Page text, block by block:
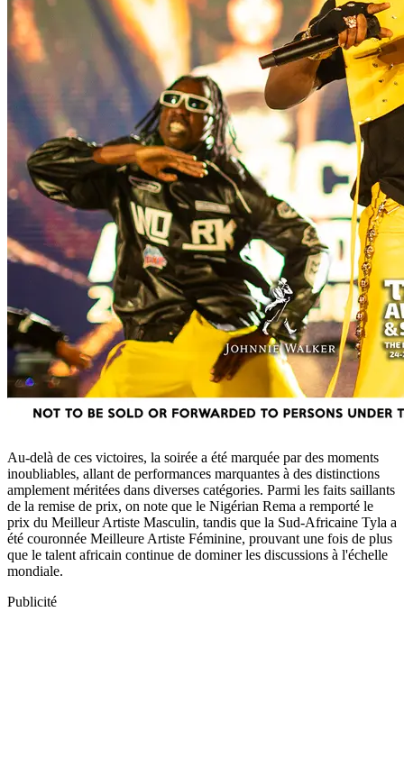
Au-delà de ces victoires, la soirée a été marquée par des moments
inoubliables, allant de performances marquantes à des distinctions
amplement méritées dans diverses catégories. Parmi les faits saillants
de la remise de prix, on note que le Nigérian Rema a remporté le
prix du Meilleur Artiste Masculin, tandis que la Sud-Africaine Tyla a
été couronnée Meilleure Artiste Féminine, prouvant une fois de plus
que le talent africain continue de dominer les discussions à l'échelle
mondiale.
Publicité